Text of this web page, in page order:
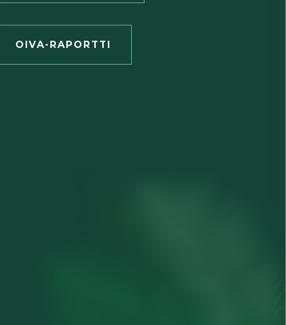
OIVA-RAPORTTI